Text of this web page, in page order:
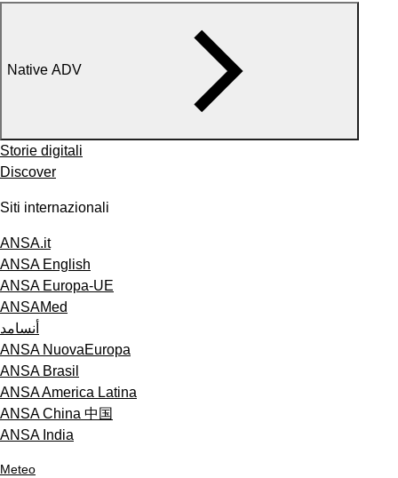
Native ADV
Storie digitali
Discover
Siti internazionali
ANSA.it
ANSA English
ANSA Europa-UE
ANSAMed
أنسامد
ANSA NuovaEuropa
ANSA Brasil
ANSA America Latina
ANSA China 中国
ANSA India
Meteo